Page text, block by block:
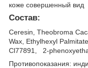
коже совершенный вид
Состав:
Ceresin, Theobroma
Wax, Ethylhexyl
Cl77891, 2-
Противопоказания: